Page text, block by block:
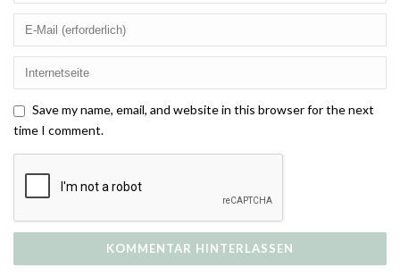
Save my name, email, and website in this browser for the next
time I comment.